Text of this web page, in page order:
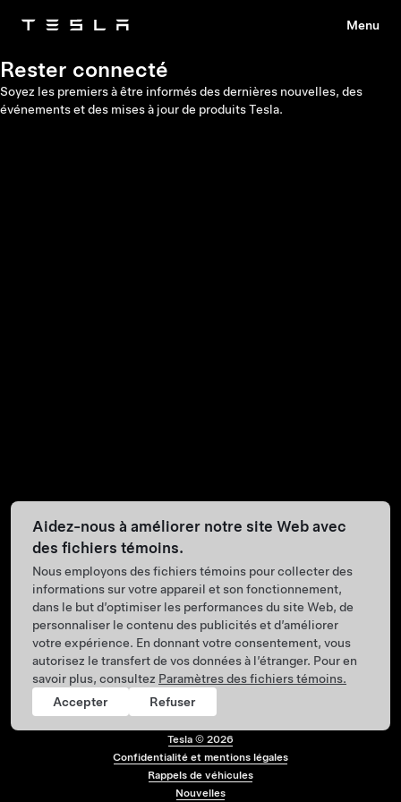
Tesla Menu
Rester connecté
Soyez les premiers à être informés des dernières nouvelles, des
événements et des mises à jour de produits Tesla.
Menu de pied de
Tesla © 2026
Confidentialité et mentions légales
Rappels de véhicules
Nouvelles
Aidez-nous à améliorer notre site Web avec
des fichiers témoins.
Nous employons des fichiers témoins pour collecter des
informations sur votre appareil et son fonctionnement,
dans le but d’optimiser les performances du site Web, de
personnaliser le contenu des publicités et d’améliorer
votre expérience. En donnant votre consentement, vous
autorisez le transfert de vos données à l’étranger. Pour en
savoir plus, consultez Paramètres des fichiers témoins.
Accepter
Refuser